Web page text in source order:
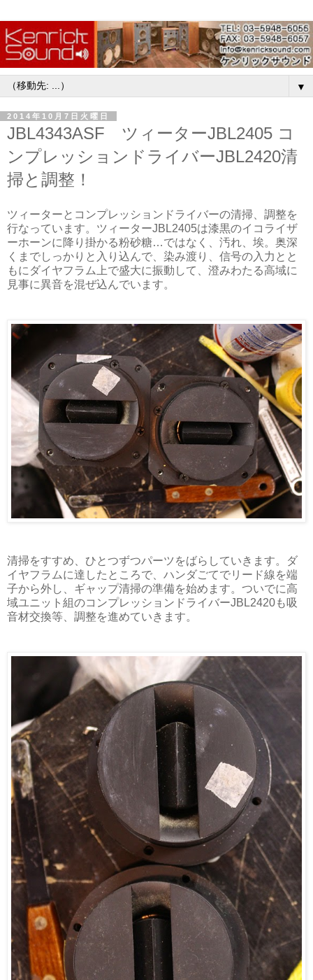
▼
2014年10月7日火曜日
JBL4343ASF ツィーターJBL2405 コ
ンプレッションドライバーJBL2420清
掃と調整！
ツィーターとコンプレッションドライバーの清掃、調整を
行なっています。ツィーターJBL2405は漆黒のイコライザ
ーホーンに降り掛かる粉砂糖…ではなく、汚れ、埃。奥深
くまでしっかりと入り込んで、染み渡り、信号の入力とと
もにダイヤフラム上で盛大に振動して、澄みわたる高域に
見事に異音を混ぜ込んでいます。
清掃をすすめ、ひとつずつパーツをばらしていきます。ダ
イヤフラムに達したところで、ハンダごてでリード線を端
子から外し、ギャップ清掃の準備を始めます。ついでに高
域ユニット組のコンプレッションドライバーJBL2420も吸
音材交換等、調整を進めていきます。